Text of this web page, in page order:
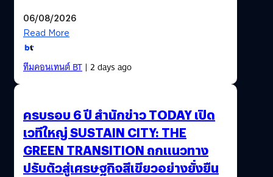
06/08/2026
Read More
ทีมคอนเทนต์ BT| 2 days ago
ครบรอบ 6 ปี สำนักข่าว TODAY เปิด
เวทีใหญ่ SUSTAIN CITY: THE
GREEN TRANSITION ถกแนวทาง
ปรับตัวสู่เศรษฐกิจสีเขียวอย่างยั่งยืน